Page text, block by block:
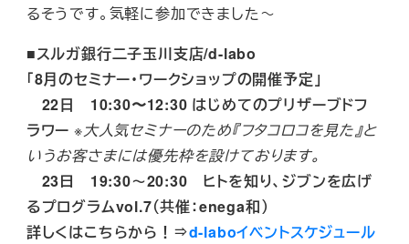
るそうです。気軽に参加できました～
■スルガ銀行二子玉川支店/d-labo
「8月のセミナー・ワークショップの開催予定」
22⽇ 10:30〜12:30 はじめてのプリザーブドフ
ラワー ※大人気セミナーのため『フタコロコを見た』と
いうお客さまには優先枠を設けております。
23日 19:30～20:30 ヒトを知り、ジブンを広げ
るプログラムvol.7（共催：enega和）
詳しくはこちらから！⇒d-laboイベントスケジュール